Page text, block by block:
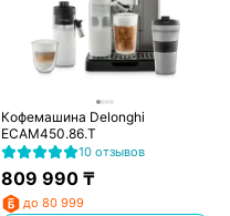
Кофемашина Delonghi
ECAM450.86.T
10 отзывов
809 990 ₸
до 80 999